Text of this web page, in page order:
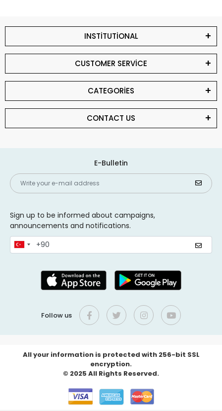
INSTİTUTİONAL
CUSTOMER SERVİCE
CATEGORİES
CONTACT US
E-Bulletin
Sign up to be informed about campaigns,
announcements and notifications.
Follow us
All your information is protected with 256-bit SSL
encryption.
© 2025 All Rights Reserved.